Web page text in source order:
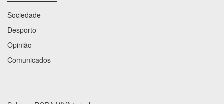
Sociedade
Desporto
Opinião
Comunicados